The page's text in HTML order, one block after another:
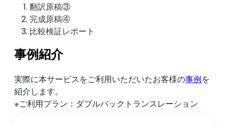
翻訳原稿③
完成原稿④
比較検証レポート
事例紹介
実際に本サービスをご利用いただいたお客様の事例を
紹介します。
※ご利用プラン：ダブルバックトランスレーション